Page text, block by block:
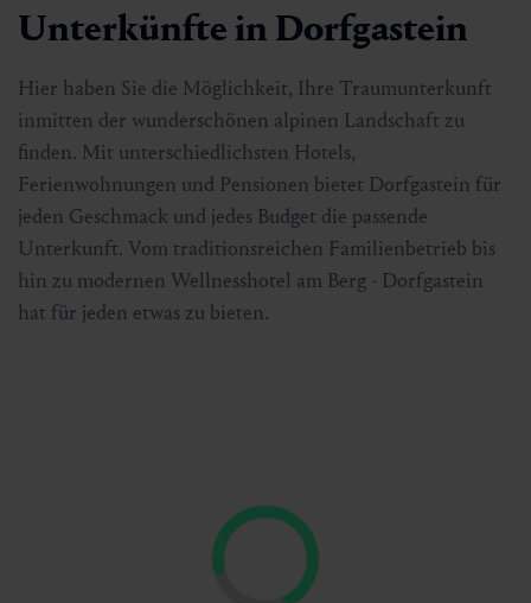
Unterkünfte in Dorfgastein
Hier haben Sie die Möglichkeit, Ihre Traumunterkunft
inmitten der wunderschönen alpinen Landschaft zu
finden. Mit unterschiedlichsten Hotels,
Ferienwohnungen und Pensionen bietet Dorfgastein für
jeden Geschmack und jedes Budget die passende
Unterkunft. Vom traditionsreichen Familienbetrieb bis
hin zu modernen Wellnesshotel am Berg - Dorfgastein
hat für jeden etwas zu bieten.